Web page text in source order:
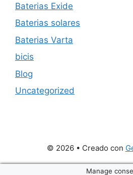
Baterias Exide
Baterias solares
Baterias Varta
bicis
Blog
Uncategorized
© 2026 • Creado con
Manage